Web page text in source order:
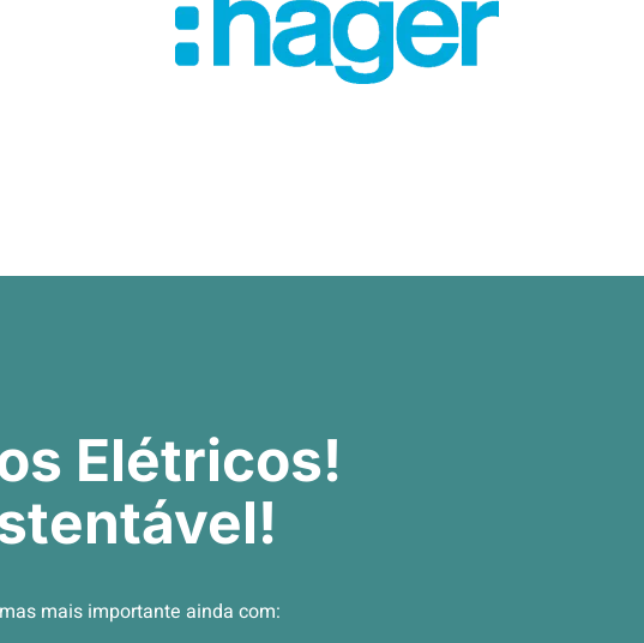
Elétricos!
mais importante ainda com: